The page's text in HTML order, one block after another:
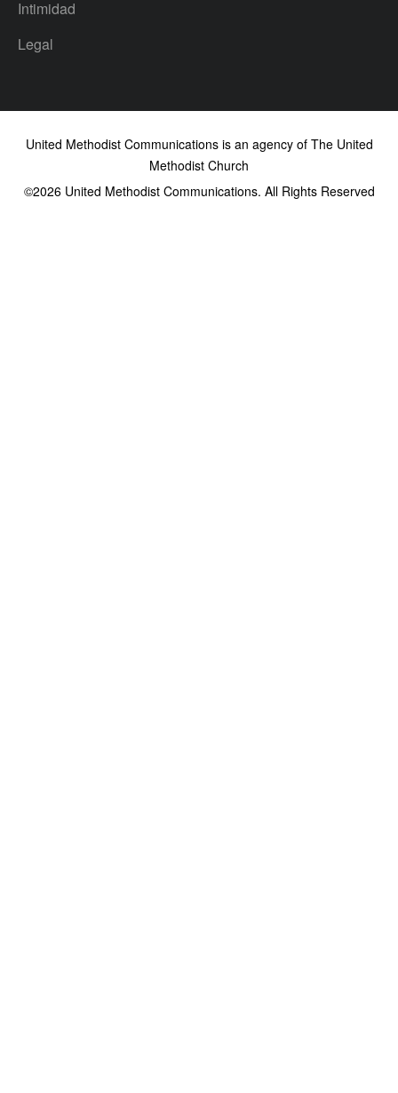
Intimidad
Legal
United Methodist Communications is an agency of The United
Methodist Church
©2026United Methodist Communications. All Rights Reserved